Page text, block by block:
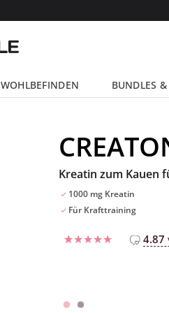
WOHLBEFINDEN BUNDLES &
Kreatin zum Kauen
1000 mg Kreatin
Für Krafttraining
Kundenbewertungen
4.87